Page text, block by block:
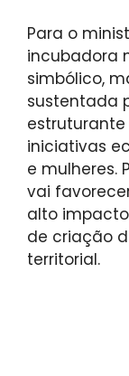
Para o
incubadora
simbólico,
sustentada
iniciativas
e mulheres.
vai
alto
de criação
territorial.